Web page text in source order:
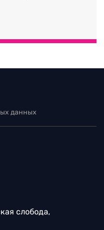
данных
слобода,